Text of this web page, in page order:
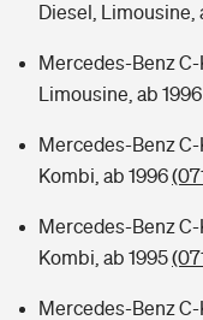
Diesel, Limousine,
Mercedes-Benz C-
Limousine, ab 1996
Mercedes-Benz C-
Kombi, ab 1996
Mercedes-Benz C-
Kombi, ab 1995
Mercedes-Benz C-